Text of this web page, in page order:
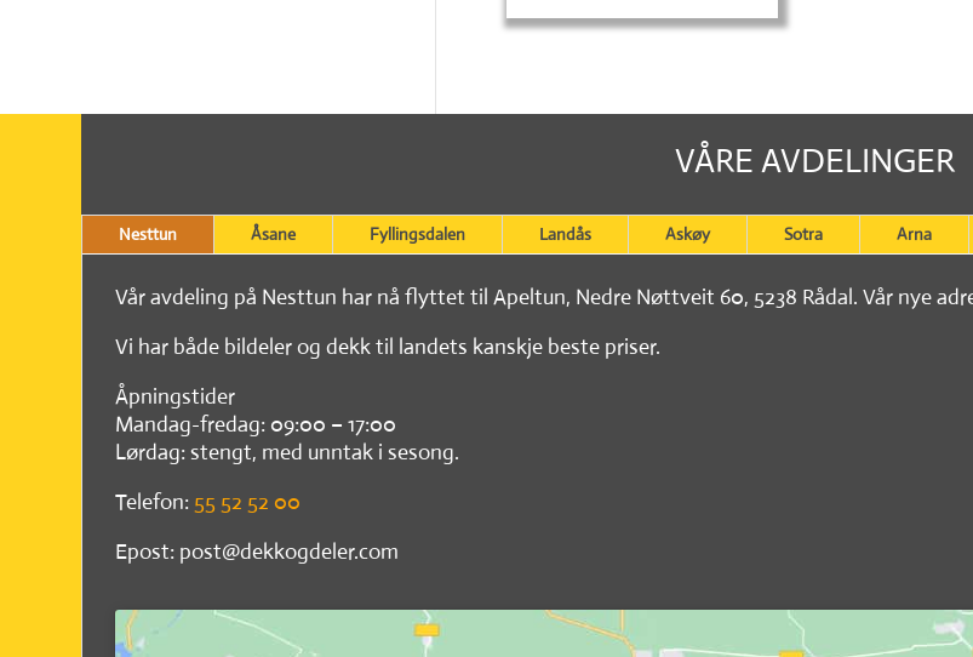
VÅRE AVDELINGER
Nesttun Åsane Fyllingsdalen Landås Askøy Sotra Arna
Vår avdeling på Nesttun har nå flyttet til Apeltun, Nedre Nøttveit 60, 5238 Rådal. Vår nye
Vi har både bildeler og dekk til landets kanskje beste priser.
Åpningstider
Mandag-fredag: 09:00 – 17:00
Lørdag: stengt, med unntak i sesong.
Telefon: 55 52 52 00
Epost: post@dekkogdeler.com